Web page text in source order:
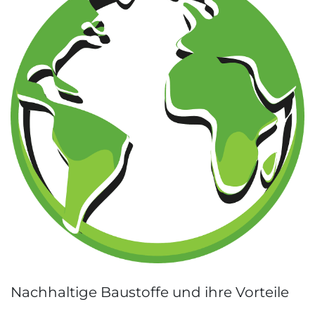
Nachhaltige Baustoffe und ihre Vorteile